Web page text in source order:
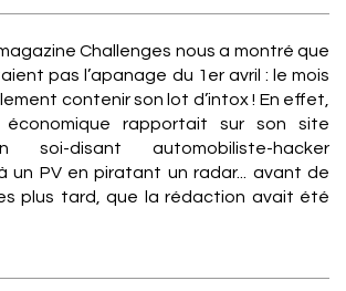
Challenges nous a montré que
pas l’apanage du 1er avril : le mois
contenir son lot d’intox ! En effet,
économique rapportait sur son site
soi-disant automobiliste-hacker
un PV en piratant un radar... avant de
plus tard, que la rédaction avait été